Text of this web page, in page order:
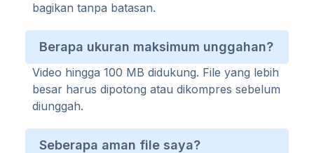
bagikan tanpa batasan.
Berapa ukuran maksimum unggahan?
Video hingga 100 MB didukung. File yang lebih
besar harus dipotong atau dikompres sebelum
diunggah.
Seberapa aman file saya?